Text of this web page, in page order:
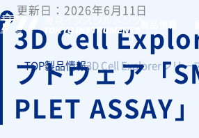
TOP製品情報3D Cell Explorerシリー
更新日：2026年6月11日
3D Cell
フトウェア「
PLET ASSAY」